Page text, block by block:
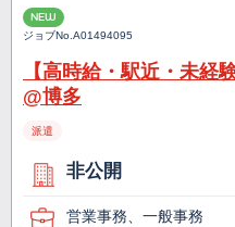
NEW
ジョブNo.A01494095
【高時給・駅近・未経
@博多
派遣
非公開
営業事務、一般事務